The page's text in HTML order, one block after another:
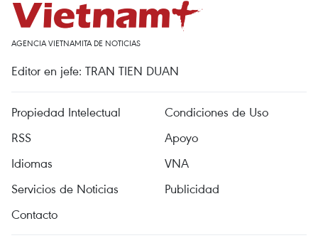
AGENCIA VIETNAMITA DE NOTICIAS
Editor en jefe: TRAN TIEN DUAN
Propiedad Intelectual
Condiciones de Uso
RSS
Apoyo
Idiomas
VNA
Servicios de Noticias
Publicidad
Contacto